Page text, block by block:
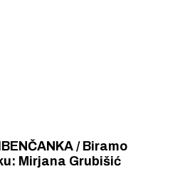
/ Biramo
Mirjana Grubišić